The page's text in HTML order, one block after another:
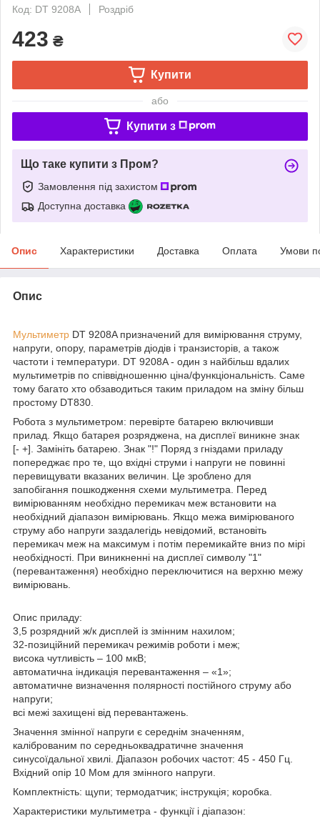
Код: DT 9208A
Роздріб
423 ₴
Купити
або
Купити з
Що таке купити з Пром?
Замовлення під захистом
Доступна доставка
Опис Характеристики Доставка Оплата Умови
Опис
Мультиметр DT 9208A призначений для вимірювання струму,
напруги, опору, параметрів діодів і транзисторів, а також
частоти і температури. DT 9208A - один з найбільш вдалих
мультиметрів по співвідношенню ціна/функціональність. Саме
тому багато хто обзаводиться таким приладом на зміну більш
простому DT830.
Робота з мультиметром: перевірте батарею включивши
прилад. Якщо батарея розряджена, на дисплеї виникне знак
[- +]. Замініть батарею. Знак "!" Поряд з гніздами приладу
попереджає про те, що вхідні струми і напруги не повинні
перевищувати вказаних величин. Це зроблено для
запобігання пошкодження схеми мультиметра. Перед
вимірюванням необхідно перемикач меж встановити на
необхідний діапазон вимірювань. Якщо межа вимірюваного
струму або напруги заздалегідь невідомий, встановіть
перемикач меж на максимум і потім перемикайте вниз по мірі
необхідності. При виникненні на дисплеї символу "1"
(перевантаження) необхідно переключитися на верхню межу
вимірювань.
Опис приладу:
3,5 розрядний ж/к дисплей із змінним нахилом;
32-позиційний перемикач режимів роботи і меж;
висока чутливість – 100 мкВ;
автоматична індикація перевантаження – «1»;
автоматичне визначення полярності постійного струму або
напруги;
всі межі захищені від перевантажень.
Значення змінної напруги є середнім значенням,
каліброваним по середньоквадратичне значення
синусоїдальної хвилі. Діапазон робочих частот: 45 - 450 Гц.
Вхідний опір 10 Мом для змінного напруги.
Комплектність: щупи; термодатчик; інструкція; коробка.
Характеристики мультиметра - функції і діапазон: